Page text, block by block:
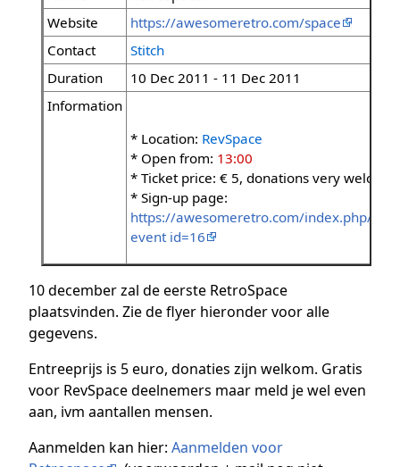
Website
https://awesomeretro.com/space
Contact
Stitch
Duration
10 Dec 2011 - 11 Dec 2011
Information
* Location: RevSpace
* Open from: 13:00
* Ticket price: € 5, donations very welcome
* Sign-up page:
https://awesomeretro.com/index.php/
event id=16
10 december zal de eerste RetroSpace
plaatsvinden. Zie de flyer hieronder voor alle
gegevens.
Entreeprijs is 5 euro, donaties zijn welkom. Gratis
voor RevSpace deelnemers maar meld je wel even
aan, ivm aantallen mensen.
Aanmelden kan hier: Aanmelden voor